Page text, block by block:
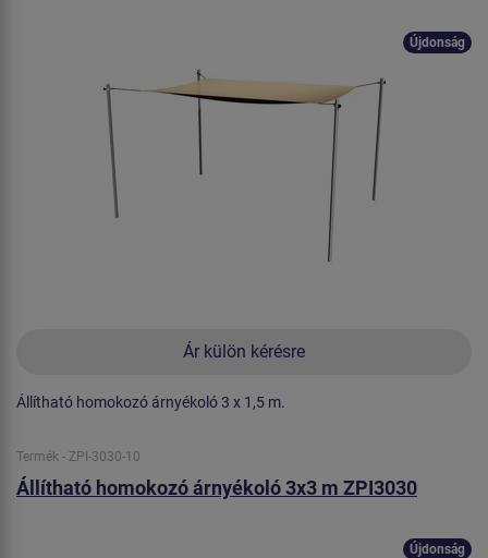
Ár külön kérésre
Újdonság
Állítható homokozó árnyékoló 3 x 1,5 m.
Termék - ZPI-3030-10
Állítható homokozó árnyékoló 3x3 m ZPI3030
Újdonság